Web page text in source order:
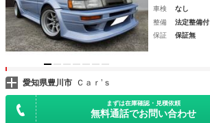
車検
なし
整備
法定整備付
保証
保証無
愛知県豊川市 Ｃａｒ’ｓ
まずは在庫確認・見積依頼
無料通話でお問い合わせ